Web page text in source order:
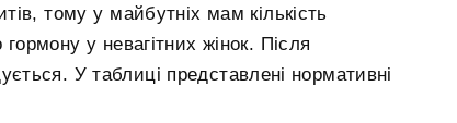
тому у майбутніх мам кількість
гормону у невагітних жінок. Після
У таблиці представлені нормативні